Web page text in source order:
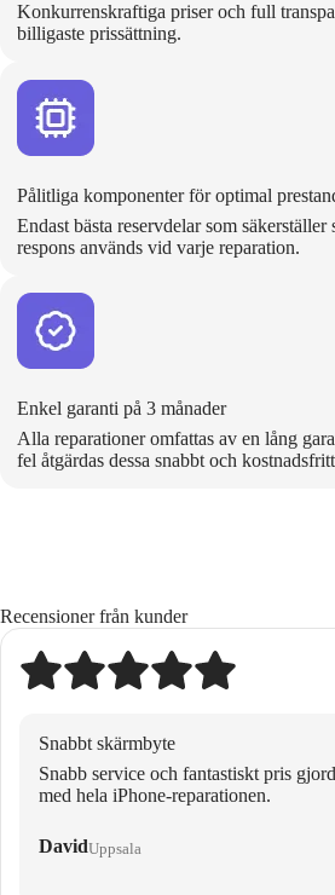
Konkurrenskraftiga priser och full
billigaste prissättning.
Pålitliga komponenter för optimal
Endast bästa reservdelar som
respons används vid varje reparation.
Enkel garanti på 3 månader
Alla reparationer omfattas av en lång
fel åtgärdas dessa snabbt och
Recensioner från kunder
Snabbt skärmbyte
Snabb service och fantastiskt pris
med hela iPhone-reparationen.
DavidUppsala